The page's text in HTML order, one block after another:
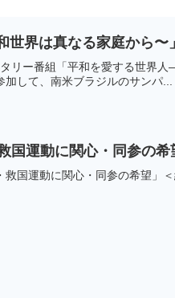
界は真なる家庭から〜」
リー番組「平和を愛する世界
して、南米ブラジルのサンパ...
運動に関心・同参の希
国運動に関心・同参の希望」